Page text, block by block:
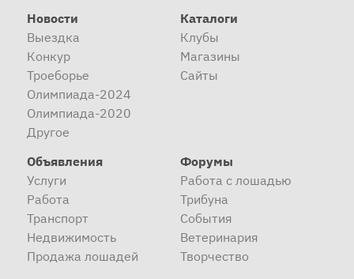
Новости
Выездка
Конкур
Троеборье
Олимпиада-2024
Олимпиада-2020
Другое
Каталоги
Клубы
Магазины
Сайты
Объявления
Услуги
Работа
Транспорт
Недвижимость
Продажа лошадей
Форумы
Работа с лошадью
Трибуна
События
Ветеринария
Творчество